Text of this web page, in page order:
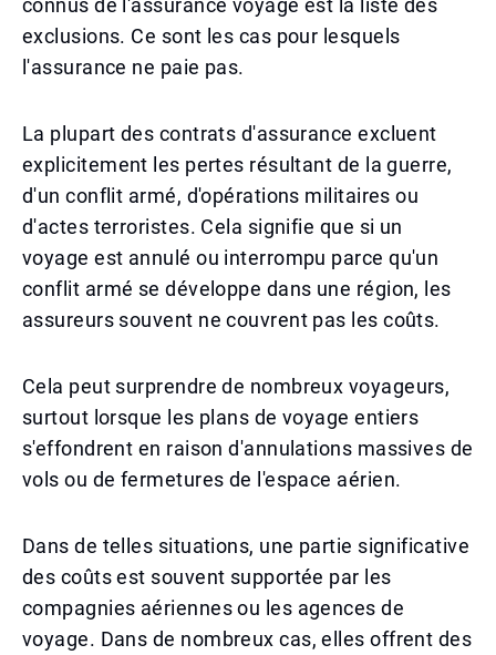
connus de l'assurance voyage est la liste des
exclusions. Ce sont les cas pour lesquels
l'assurance ne paie pas.
La plupart des contrats d'assurance excluent
explicitement les pertes résultant de la guerre,
d'un conflit armé, d'opérations militaires ou
d'actes terroristes. Cela signifie que si un
voyage est annulé ou interrompu parce qu'un
conflit armé se développe dans une région, les
assureurs souvent ne couvrent pas les coûts.
Cela peut surprendre de nombreux voyageurs,
surtout lorsque les plans de voyage entiers
s'effondrent en raison d'annulations massives de
vols ou de fermetures de l'espace aérien.
Dans de telles situations, une partie significative
des coûts est souvent supportée par les
compagnies aériennes ou les agences de
voyage. Dans de nombreux cas, elles offrent des